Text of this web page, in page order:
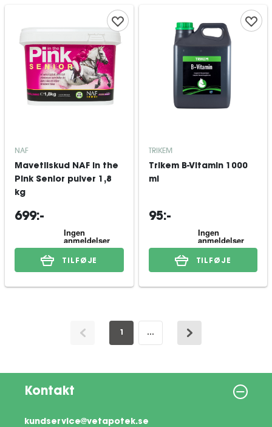
NAF
Mavetilskud NAF In the
Pink Senior pulver 1,8
kg
699:-
TILFØJE
TRIKEM
Trikem B-Vitamin 1000
ml
95:-
TILFØJE
1 ...
Kontakt
kundservice@vetapotek.se